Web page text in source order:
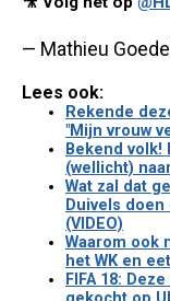
— Mathieu
Lees ook:
Rekende
"Mijn vrouw
Bekend
(wellicht)
Wat zal dat
Duivels
(VIDEO)
Waarom ook
het WK en
FIFA 18: